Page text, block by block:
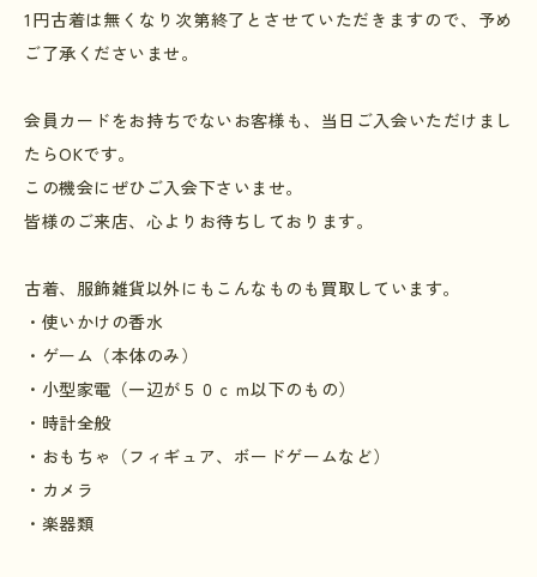
1 円古着は無くなり次第終了とさせていただきますので、予め
ご了承くださいませ。
会員カードをお持ちでないお客様も、当日ご入会いただけまし
たらOKです。
この機会にぜひご入会下さいませ。
皆様のご来店、心よりお待ちしております。
古着、服飾雑貨以外にもこんなものも買取しています。
・使いかけの香水
・ゲーム（本体のみ）
・小型家電（一辺が５０ｃｍ以下のもの）
・時計全般
・おもちゃ（フィギュア、ボードゲームなど）
・カメラ
・楽器類